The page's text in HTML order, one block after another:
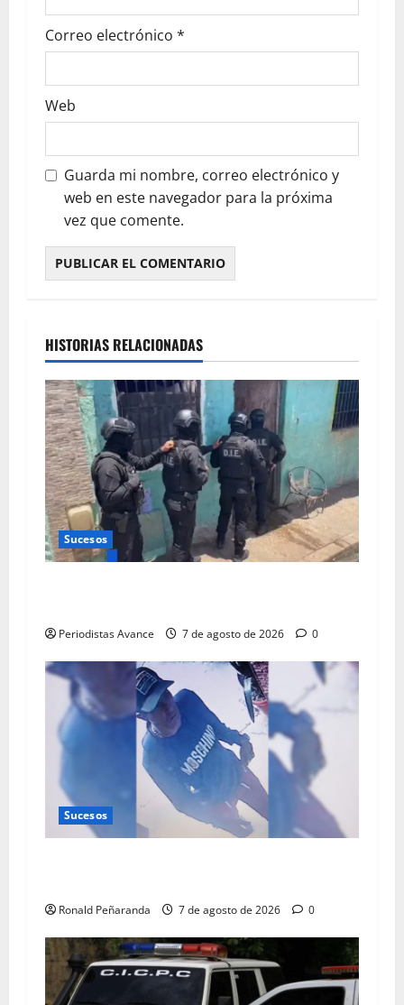
Correo electrónico *
Web
Guarda mi nombre, correo electrónico y
web en este navegador para la próxima
vez que comente.
HISTORIAS RELACIONADAS
Sucesos
Periodistas Avance 7 de agosto de 2026 0
Sucesos
Ronald Peñaranda 7 de agosto de 2026 0